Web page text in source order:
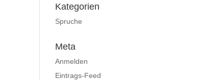
Kategorien
Spruche
Meta
Anmelden
Eintrags-Feed